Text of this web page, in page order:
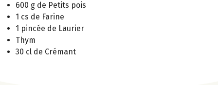
600 g de Petits pois
1 cs de Farine
1 pincée de Laurier
Thym
30 cl de Crémant